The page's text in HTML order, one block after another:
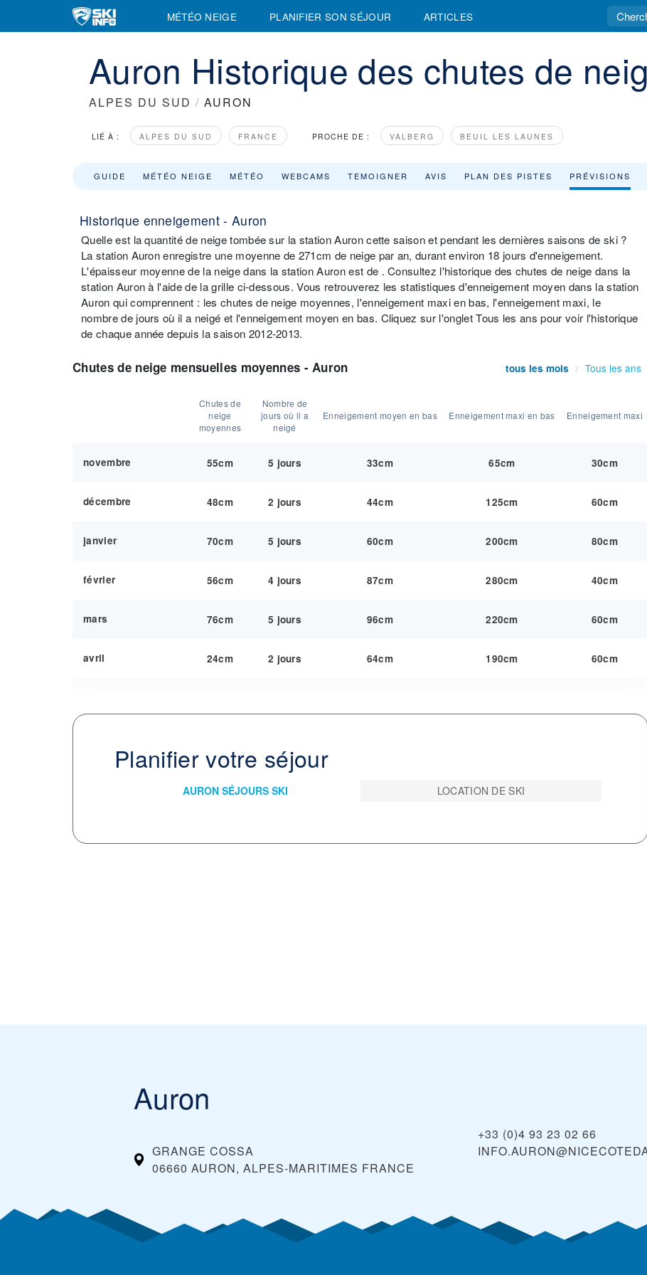
MÉTÉO NEIGE PLANIFIER SON SÉJOUR ARTICLES
Auron Historique des chutes de
ALPES DU SUD / AURON
LIÉ À : ALPES DU SUD FRANCE PROCHE DE : VALBERG BEUIL LES LAUNES
GUIDE MÉTÉO NEIGE MÉTÉO WEBCAMS TEMOIGNER AVIS PLAN DES PISTES PRÉVISIONS
Historique enneigement - Auron
Quelle est la quantité de neige tombée sur la station Auron cette saison et pendant les dernières saisons de ski ?
La station Auron enregistre une moyenne de 271cm de neige par an, durant environ 18 jours d'enneigement.
L'épaisseur moyenne de la neige dans la station Auron est de . Consultez l'historique des chutes de neige dans la
station Auron à l'aide de la grille ci-dessous. Vous retrouverez les statistiques d'enneigement moyen dans la station
Auron qui comprennent : les chutes de neige moyennes, l'enneigement maxi en bas, l'enneigement maxi, le
nombre de jours où il a neigé et l'enneigement moyen en bas. Cliquez sur l'onglet Tous les ans pour voir l'historique
de chaque année depuis la saison 2012-2013.
Chutes de neige mensuelles moyennes - Auron tous les mois / Tous les ans
Chutes de
neige
moyennes
Nombre de
jours où il a
neigé
Enneigement moyen en bas Enneigement maxi en bas Enneigement maxi
novembre 55cm 5 jours 33cm 65cm 30cm
décembre 48cm 2 jours 44cm 125cm 60cm
janvier 70cm 5 jours 60cm 200cm 80cm
février 56cm 4 jours 87cm 280cm 40cm
mars 76cm 5 jours 96cm 220cm 60cm
avril 24cm 2 jours 64cm 190cm 60cm
Planifier votre séjour
AURON SÉJOURS SKI LOCATION DE SKI
Auron
GRANGE COSSA
06660 AURON, ALPES-MARITIMES FRANCE
+33 (0)4 93 23 02 66